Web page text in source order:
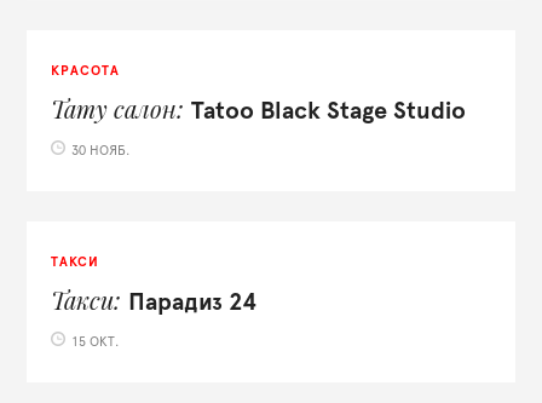
КРАСОТА
Тату салон Tatoo Black Stage Studio
30 НОЯБ.
ТАКСИ
Такси Парадиз 24
15 ОКТ.